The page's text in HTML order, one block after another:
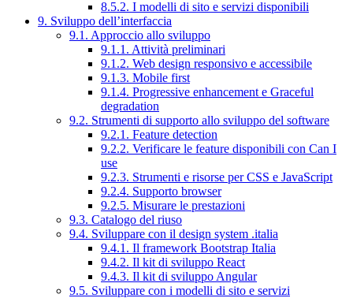
8.5.2. I modelli di sito e servizi disponibili
9. Sviluppo dell’interfaccia
9.1. Approccio allo sviluppo
9.1.1. Attività preliminari
9.1.2. Web design responsivo e accessibile
9.1.3. Mobile first
9.1.4. Progressive enhancement e Graceful
degradation
9.2. Strumenti di supporto allo sviluppo del software
9.2.1. Feature detection
9.2.2. Verificare le feature disponibili con Can I
use
9.2.3. Strumenti e risorse per CSS e JavaScript
9.2.4. Supporto browser
9.2.5. Misurare le prestazioni
9.3. Catalogo del riuso
9.4. Sviluppare con il design system .italia
9.4.1. Il framework Bootstrap Italia
9.4.2. Il kit di sviluppo React
9.4.3. Il kit di sviluppo Angular
9.5. Sviluppare con i modelli di sito e servizi